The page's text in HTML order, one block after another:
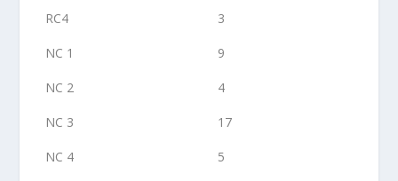
RC4 3
NC 1 9
NC 2 4
NC 3 17
NC 4 5